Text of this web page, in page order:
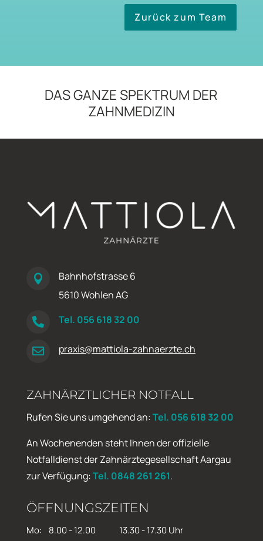
Zurück zum Team
DAS GANZE SPEKTRUM DER
ZAHNMEDIZIN

Bahnhofstrasse 6
5610 Wohlen AG
 Tel. 056 618 32 00
 praxis@mattiola-zahnaerzte.ch
ZAHNÄRZTLICHER NOTFALL
Rufen Sie uns umgehend an:Tel. 056 618 32 00
An Wochenenden steht Ihnen der offizielle
Notfalldienst der Zahnärztegesellschaft Aargau
zur Verfügung:Tel. 0848 261 261.
ÖFFNUNGSZEITEN
Mo: 8.00 - 12.00 13.30 - 17.30 Uhr